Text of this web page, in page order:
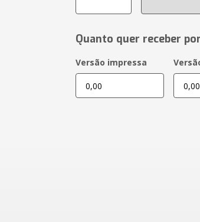
Quanto quer receber
Versão impressa